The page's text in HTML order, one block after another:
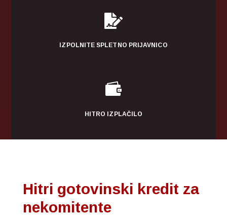

IZPOLNITE SPLETNO PRIJAVNICO

HITRO IZPLAČILO
Hitri gotovinski kredit za
nekomitente